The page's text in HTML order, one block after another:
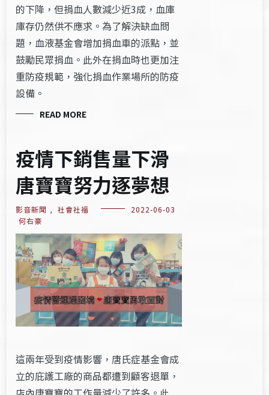
的下降，但捐血人數減少近3成，血庫
庫存仍然供不應求。為了解決缺血問
題，血液基金會增加捐血車的派點，並
鼓勵民眾捐血。此外在捐血時也更加注
重防疫規範，強化捐血作業場所的防疫
設備。
READ MORE
疫情下銷售量下滑
唐寶寶努力逐夢想
影音新聞 , 社會社福
2022-06-03
何右豪
這兩年受到疫情影響，唐氏症基金會成
立的庇護工廠的商品都遭到顧客退單，